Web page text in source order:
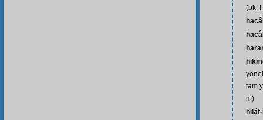
(bk.
tam
m)